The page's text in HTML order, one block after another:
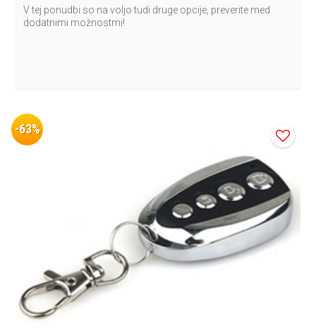
V tej ponudbi so na voljo tudi druge opcije, preverite med
dodatnimi možnostmi!
-63%